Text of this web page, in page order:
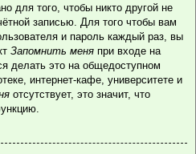
для того, чтобы никто другой не
записью. Для того чтобы вам
и пароль каждый раз, вы
Запомнить меня при входе на
делать это на общедоступном
интернет-кафе, университете и
отсутствует, это значит, что